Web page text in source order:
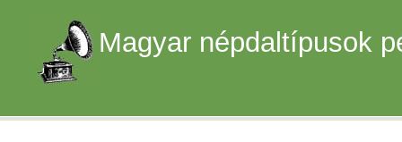
Magyar népdaltípusok